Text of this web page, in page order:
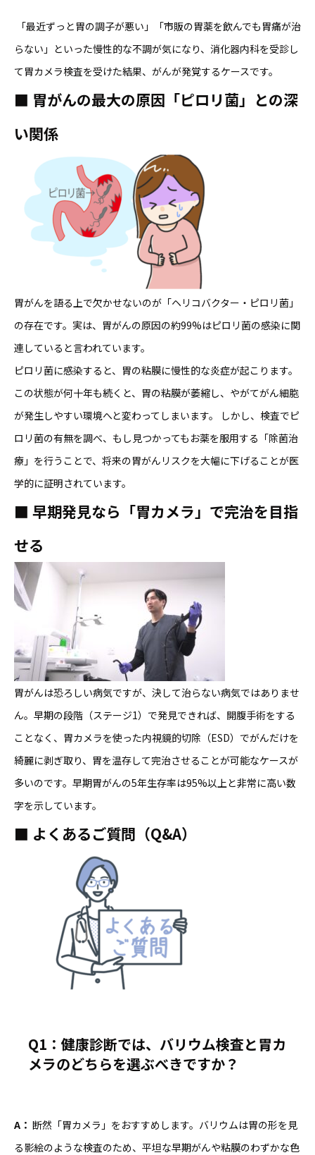
「最近ずっと胃の調子が悪い」「市販の胃薬を飲んでも胃痛が治
らない」といった慢性的な不調が気になり、消化器内科を受診し
て胃カメラ検査を受けた結果、がんが発覚するケースです。
■ 胃がんの最大の原因「ピロリ菌」との深
い関係
胃がんを語る上で欠かせないのが「ヘリコバクター・ピロリ菌」
の存在です。実は、胃がんの原因の約99%はピロリ菌の感染に関
連していると言われています。
ピロリ菌に感染すると、胃の粘膜に慢性的な炎症が起こります。
この状態が何十年も続くと、胃の粘膜が萎縮し、やがてがん細胞
が発生しやすい環境へと変わってしまいます。 しかし、検査でピ
ロリ菌の有無を調べ、もし見つかってもお薬を服用する「除菌治
療」を行うことで、将来の胃がんリスクを大幅に下げることが医
学的に証明されています。
■ 早期発見なら「胃カメラ」で完治を目指
せる
胃がんは恐ろしい病気ですが、決して治らない病気ではありませ
ん。早期の段階（ステージ1）で発見できれば、開腹手術をする
ことなく、胃カメラを使った内視鏡的切除（ESD）でがんだけを
綺麗に剥ぎ取り、胃を温存して完治させることが可能なケースが
多いのです。早期胃がんの5年生存率は95%以上と非常に高い数
字を示しています。
■ よくあるご質問（Q&A）
Q1 ：健康診断では、バリウム検査と胃カ
メラのどちらを選ぶべきですか？
A ： 断然「胃カメラ」をおすすめします。バリウムは胃の形を見
る影絵のような検査のため、平坦な早期がんや粘膜のわずかな色